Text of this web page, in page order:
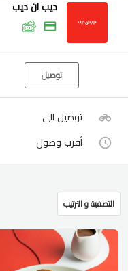
ديب ان ديب
توصيل
توصيل الى
أقرب وصول
التصفية و الترتيب